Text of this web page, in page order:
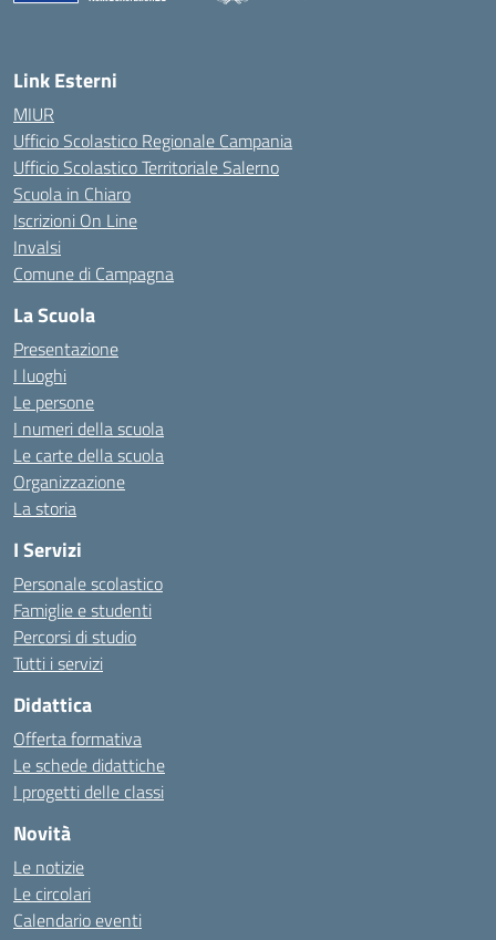
Link Esterni
MIUR
Ufficio Scolastico Regionale Campania
Ufficio Scolastico Territoriale Salerno
Scuola in Chiaro
Iscrizioni On Line
Invalsi
Comune di Campagna
La Scuola
Presentazione
I luoghi
Le persone
I numeri della scuola
Le carte della scuola
Organizzazione
La storia
I Servizi
Personale scolastico
Famiglie e studenti
Percorsi di studio
Tutti i servizi
Didattica
Offerta formativa
Le schede didattiche
I progetti delle classi
Novità
Le notizie
Le circolari
Calendario eventi